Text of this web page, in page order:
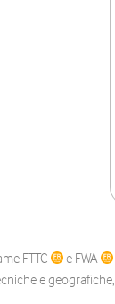
FTTC e FWA
e